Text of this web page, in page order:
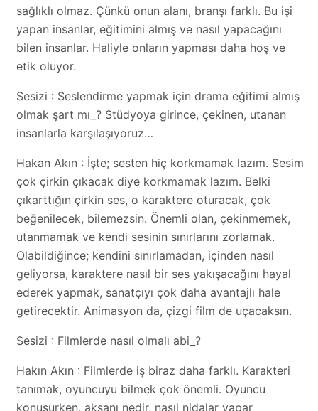
sağlıklı olmaz. Çünkü onun alanı, branşı farklı. Bu işi
yapan insanlar, eğitimini almış ve nasıl yapacağını
bilen insanlar. Haliyle onların yapması daha hoş ve
etik oluyor.
Sesizi : Seslendirme yapmak için drama eğitimi almış
olmak şart mı_? Stüdyoya girince, çekinen, utanan
insanlarla karşılaşıyoruz…
Hakan Akın : İşte; sesten hiç korkmamak lazım. Sesim
çok çirkin çıkacak diye korkmamak lazım. Belki
çıkarttığın çirkin ses, o karaktere oturacak, çok
beğenilecek, bilemezsin. Önemli olan, çekinmemek,
utanmamak ve kendi sesinin sınırlarını zorlamak.
Olabildiğince; kendini sınırlamadan, içinden nasıl
geliyorsa, karaktere nasıl bir ses yakışacağını hayal
ederek yapmak, sanatçıyı çok daha avantajlı hale
getirecektir. Animasyon da, çizgi film de uçacaksın.
Sesizi : Filmlerde nasıl olmalı abi_?
Hakın Akın : Filmlerde iş biraz daha farklı. Karakteri
tanımak, oyuncuyu bilmek çok önemli. Oyuncu
konuşurken, aksanı nedir, nasıl nidalar yapar